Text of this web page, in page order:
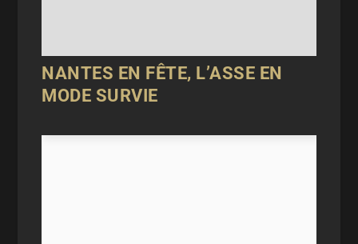
NANTES EN FÊTE, L’ASSE EN
MODE SURVIE